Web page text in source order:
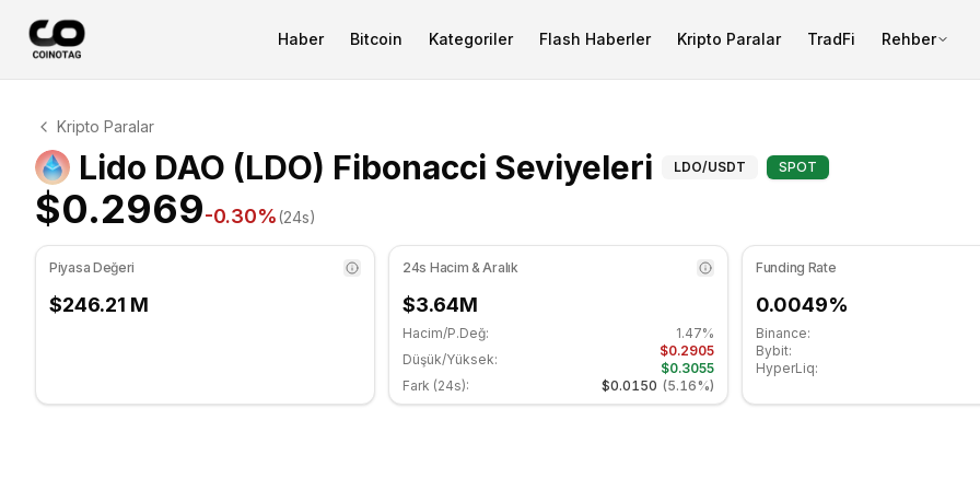
Haber Bitcoin Kategoriler Flash Haberler Kripto Paralar TradFi Rehber
Lido DAO Teknik Analizi
Lido DAO şu anda $0.2969 seviyesinde işlem görüyor. RSI göstergesi 38.85 seviyesinde nötr bölgede. Günlük
Kripto Paralar
Lido DAO (LDO) Fibonacci Seviyeleri Lido DAO (LDO)
LDO/USDT SPOT
$0.2969-0.30%(24s)
Piyasa Değeri
$246.21 M
24s Hacim & Aralık
$3.64M
Hacim/P.Değ:
1.47%
Düşük/Yüksek:
$0.2905
$0.3055
Fark (24s):
$0.0150 (5.16%)
Funding Rate
0.0049%
Binance:
Bybit:
HyperLiq: